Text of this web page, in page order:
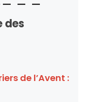
des
de l’Avent :